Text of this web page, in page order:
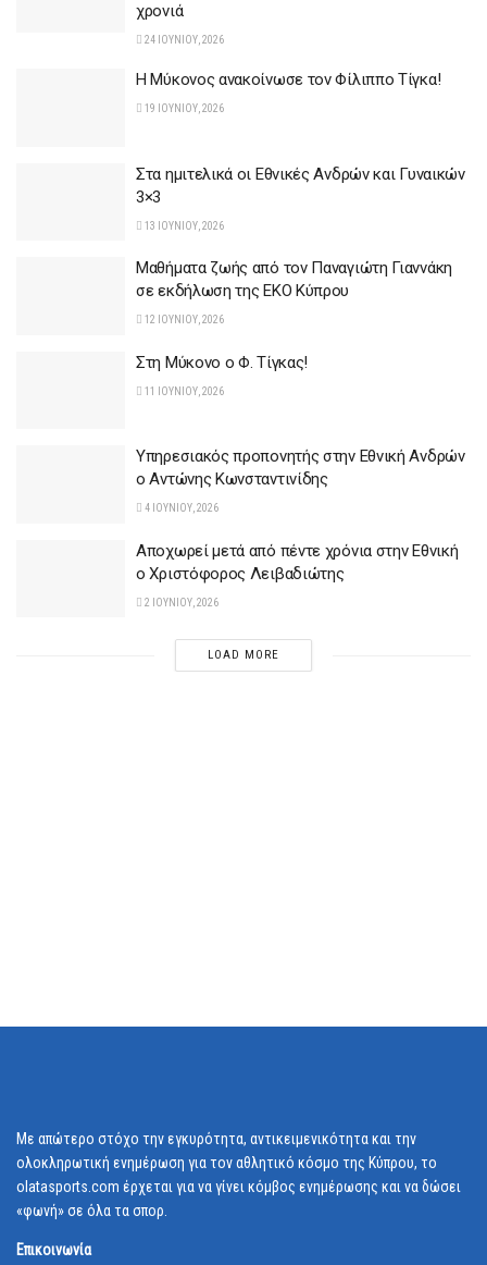
χρονιά
24 ΙΟΥΝΊΟΥ, 2026
Η Μύκονος ανακοίνωσε τον Φίλιππο Τίγκα!
19 ΙΟΥΝΊΟΥ, 2026
Στα ημιτελικά οι Εθνικές Ανδρών και Γυναικών
3×3
13 ΙΟΥΝΊΟΥ, 2026
Μαθήματα ζωής από τον Παναγιώτη Γιαννάκη
σε εκδήλωση της ΕΚΟ Κύπρου
12 ΙΟΥΝΊΟΥ, 2026
Στη Μύκονο ο Φ. Τίγκας!
11 ΙΟΥΝΊΟΥ, 2026
Υπηρεσιακός προπονητής στην Εθνική Ανδρών
ο Αντώνης Κωνσταντινίδης
4 ΙΟΥΝΊΟΥ, 2026
Aποχωρεί μετά από πέντε χρόνια στην Εθνική
ο Χριστόφορος Λειβαδιώτης
2 ΙΟΥΝΊΟΥ, 2026
LOAD MORE
Με απώτερο στόχο την εγκυρότητα, αντικειμενικότητα και την
ολοκληρωτική ενημέρωση για τον αθλητικό κόσμο της Κύπρου, το
olatasports.com έρχεται για να γίνει κόμβος ενημέρωσης και να δώσει
«φωνή» σε όλα τα σπορ.
Επικοινωνία